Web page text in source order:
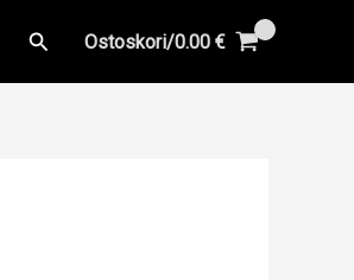
Hae Ostoskori/0.00 €